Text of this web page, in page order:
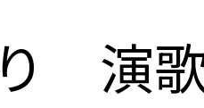
演